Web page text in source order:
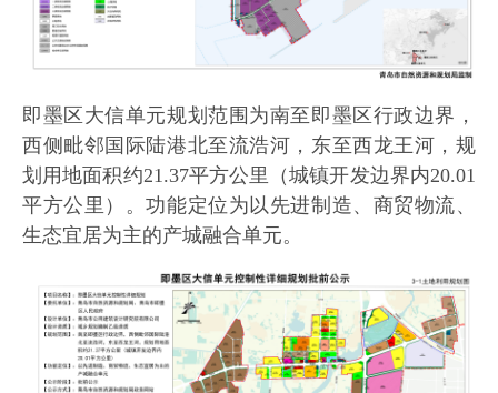
即墨区大信单元规划范围为南至即墨区行政边界，
西侧毗邻国际陆港北至流浩河，东至西龙王河，规
划用地面积约21.37平方公里（城镇开发边界内20.01
平方公里）。功能定位为以先进制造、商贸物流、
生态宜居为主的产城融合单元。